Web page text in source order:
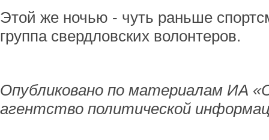
Этой же ночью - чуть раньше
группа свердловских волонтеров.
Опубликовано по материалам ИА
агентство политической